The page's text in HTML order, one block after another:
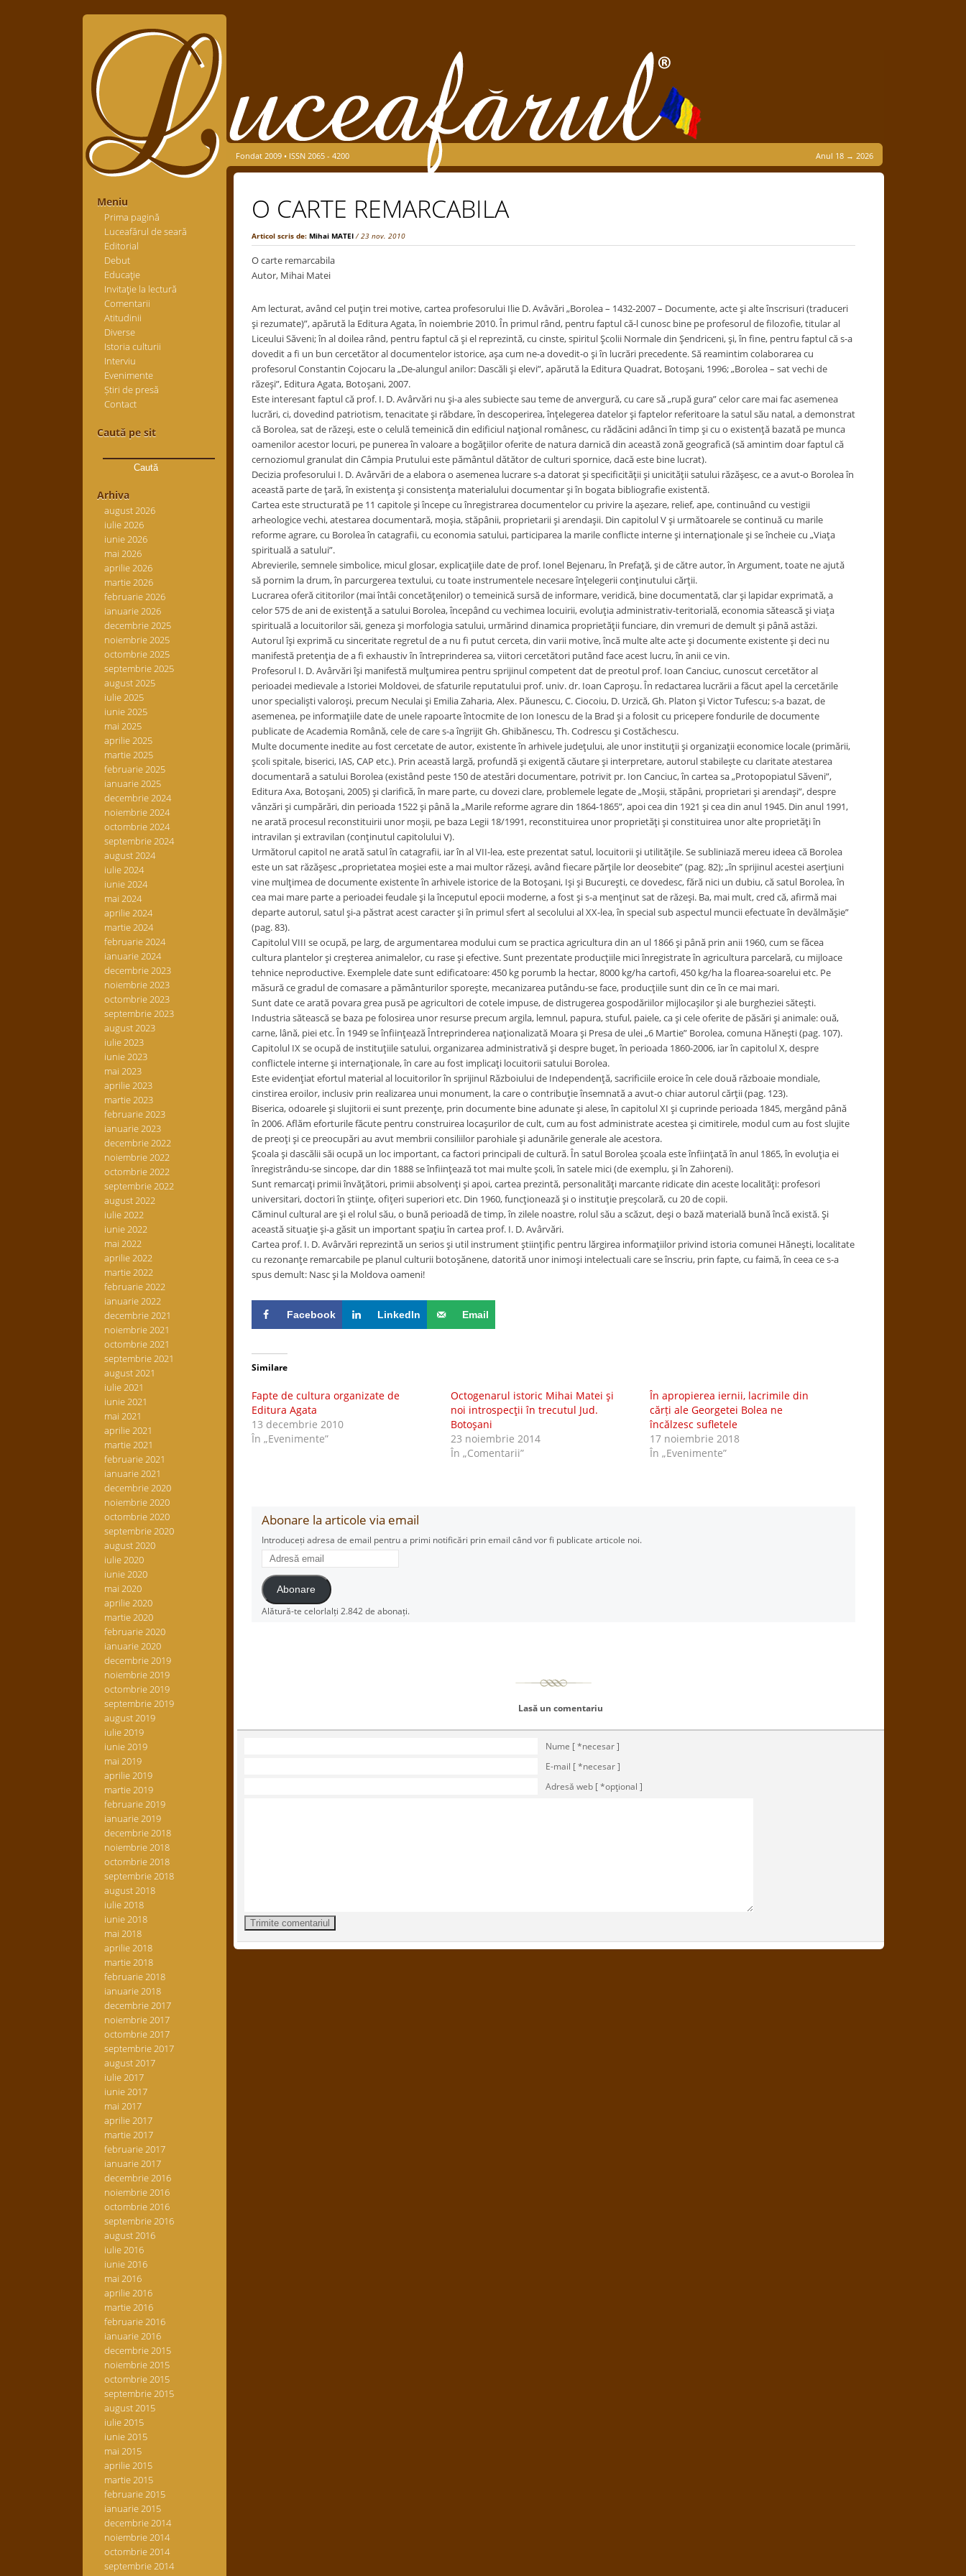
Meniu
Prima pagină
Luceafărul de seară
Editorial
Debut
Educaţie
Invitaţie la lectură
Comentarii
Atitudinii
Diverse
Istoria culturii
Interviu
Evenimente
Știri de presă
Contact
Caută pe sit
după:
Arhiva
august 2026
iulie 2026
iunie 2026
mai 2026
aprilie 2026
martie 2026
februarie 2026
ianuarie 2026
decembrie 2025
noiembrie 2025
octombrie 2025
septembrie 2025
august 2025
iulie 2025
iunie 2025
mai 2025
aprilie 2025
martie 2025
februarie 2025
ianuarie 2025
decembrie 2024
noiembrie 2024
octombrie 2024
septembrie 2024
august 2024
iulie 2024
iunie 2024
mai 2024
aprilie 2024
martie 2024
februarie 2024
ianuarie 2024
decembrie 2023
noiembrie 2023
octombrie 2023
septembrie 2023
august 2023
iulie 2023
iunie 2023
mai 2023
aprilie 2023
martie 2023
februarie 2023
ianuarie 2023
decembrie 2022
noiembrie 2022
octombrie 2022
septembrie 2022
august 2022
iulie 2022
iunie 2022
mai 2022
aprilie 2022
martie 2022
februarie 2022
ianuarie 2022
decembrie 2021
noiembrie 2021
octombrie 2021
septembrie 2021
august 2021
iulie 2021
iunie 2021
mai 2021
aprilie 2021
martie 2021
februarie 2021
ianuarie 2021
decembrie 2020
noiembrie 2020
octombrie 2020
septembrie 2020
august 2020
iulie 2020
iunie 2020
mai 2020
aprilie 2020
martie 2020
februarie 2020
ianuarie 2020
decembrie 2019
noiembrie 2019
octombrie 2019
septembrie 2019
august 2019
iulie 2019
iunie 2019
mai 2019
aprilie 2019
martie 2019
februarie 2019
ianuarie 2019
decembrie 2018
noiembrie 2018
octombrie 2018
septembrie 2018
august 2018
iulie 2018
iunie 2018
mai 2018
aprilie 2018
martie 2018
februarie 2018
ianuarie 2018
decembrie 2017
noiembrie 2017
octombrie 2017
septembrie 2017
august 2017
iulie 2017
iunie 2017
mai 2017
aprilie 2017
martie 2017
februarie 2017
ianuarie 2017
decembrie 2016
noiembrie 2016
octombrie 2016
septembrie 2016
august 2016
iulie 2016
iunie 2016
mai 2016
aprilie 2016
martie 2016
februarie 2016
ianuarie 2016
decembrie 2015
noiembrie 2015
octombrie 2015
septembrie 2015
august 2015
iulie 2015
iunie 2015
mai 2015
aprilie 2015
martie 2015
februarie 2015
ianuarie 2015
decembrie 2014
noiembrie 2014
octombrie 2014
septembrie 2014
Fondat 2009 • ISSN 2065 - 4200 Anul 18 → 2026
O CARTE REMARCABILA
Articol scris de: Mihai MATEI / 23 nov. 2010
O carte remarcabila
Autor, Mihai Matei
Am lecturat, având cel puţin trei motive, cartea profesorului Ilie D. Avâvări „Borolea – 1432-2007 – Documente, acte şi alte înscrisuri (traduceri
şi rezumate)”, apărută la Editura Agata, în noiembrie 2010. În primul rând, pentru faptul că-l cunosc bine pe profesorul de filozofie, titular al
Liceului Săveni; în al doilea rând, pentru faptul că şi el reprezintă, cu cinste, spiritul Şcolii Normale din Şendriceni, şi, în fine, pentru faptul că s-a
dovedit a fi un bun cercetător al documentelor istorice, aşa cum ne-a dovedit-o şi în lucrări precedente. Să reamintim colaborarea cu
profesorul Constantin Cojocaru la „De-alungul anilor: Dascăli şi elevi”, apărută la Editura Quadrat, Botoşani, 1996; „Borolea – sat vechi de
răzeşi”, Editura Agata, Botoşani, 2007.
Este interesant faptul că prof. I. D. Avârvări nu şi-a ales subiecte sau teme de anvergură, cu care să „rupă gura” celor care mai fac asemenea
lucrări, ci, dovedind patriotism, tenacitate şi răbdare, în descoperirea, înţelegerea datelor şi faptelor referitoare la satul său natal, a demonstrat
că Borolea, sat de răzeşi, este o celulă temeinică din edificiul naţional românesc, cu rădăcini adânci în timp şi cu o existenţă bazată pe munca
oamenilor acestor locuri, pe punerea în valoare a bogăţiilor oferite de natura darnică din această zonă geografică (să amintim doar faptul că
cernoziomul granulat din Câmpia Prutului este pământul dătător de culturi spornice, dacă este bine lucrat).
Decizia profesorului I. D. Avârvări de a elabora o asemenea lucrare s-a datorat şi specificităţii şi unicităţii satului răzăşesc, ce a avut-o Borolea în
această parte de ţară, în existenţa şi consistenţa materialului documentar şi în bogata bibliografie existentă.
Cartea este structurată pe 11 capitole şi începe cu înregistrarea documentelor cu privire la aşezare, relief, ape, continuând cu vestigii
arheologice vechi, atestarea documentară, moşia, stăpânii, proprietarii şi arendaşii. Din capitolul V şi următoarele se continuă cu marile
reforme agrare, cu Borolea în catagrafii, cu economia satului, participarea la marile conflicte interne şi internaţionale şi se încheie cu „Viaţa
spirituală a satului”.
Abrevierile, semnele simbolice, micul glosar, explicaţiile date de prof. Ionel Bejenaru, în Prefaţă, şi de către autor, în Argument, toate ne ajută
să pornim la drum, în parcurgerea textului, cu toate instrumentele necesare înţelegerii conţinutului cărţii.
Lucrarea oferă cititorilor (mai întâi concetăţenilor) o temeinică sursă de informare, veridică, bine documentată, clar şi lapidar exprimată, a
celor 575 de ani de existenţă a satului Borolea, începând cu vechimea locuirii, evoluţia administrativ-teritorială, economia sătească şi viaţa
spirituală a locuitorilor săi, geneza şi morfologia satului, urmărind dinamica proprietăţii funciare, din vremuri de demult şi până astăzi.
Autorul îşi exprimă cu sinceritate regretul de a nu fi putut cerceta, din varii motive, încă multe alte acte şi documente existente şi deci nu
manifestă pretenţia de a fi exhaustiv în întreprinderea sa, viitori cercetători putând face acest lucru, în anii ce vin.
Profesorul I. D. Avârvări îşi manifestă mulţumirea pentru sprijinul competent dat de preotul prof. Ioan Canciuc, cunoscut cercetător al
perioadei medievale a Istoriei Moldovei, de sfaturile reputatului prof. univ. dr. Ioan Caproşu. În redactarea lucrării a făcut apel la cercetările
unor specialişti valoroşi, precum Neculai şi Emilia Zaharia, Alex. Păunescu, C. Ciocoiu, D. Urzică, Gh. Platon şi Victor Tufescu; s-a bazat, de
asemenea, pe informaţiile date de unele rapoarte întocmite de Ion Ionescu de la Brad şi a folosit cu pricepere fondurile de documente
publicate de Academia Română, cele de care s-a îngrijit Gh. Ghibănescu, Th. Codrescu şi Costăchescu.
Multe documente inedite au fost cercetate de autor, existente în arhivele judeţului, ale unor instituţii şi organizaţii economice locale (primării,
şcoli spitale, biserici, IAS, CAP etc.). Prin această largă, profundă şi exigentă căutare şi interpretare, autorul stabileşte cu claritate atestarea
documentară a satului Borolea (existând peste 150 de atestări documentare, potrivit pr. Ion Canciuc, în cartea sa „Protopopiatul Săveni”,
Editura Axa, Botoşani, 2005) şi clarifică, în mare parte, cu dovezi clare, problemele legate de „Moşii, stăpâni, proprietari şi arendaşi”, despre
vânzări şi cumpărări, din perioada 1522 şi până la „Marile reforme agrare din 1864-1865”, apoi cea din 1921 şi cea din anul 1945. Din anul 1991,
ne arată procesul reconstituirii unor moşii, pe baza Legii 18/1991, reconstituirea unor proprietăţi şi constituirea unor alte proprietăţi în
intravilan şi extravilan (conţinutul capitolului V).
Următorul capitol ne arată satul în catagrafii, iar în al VII-lea, este prezentat satul, locuitorii şi utilităţile. Se subliniază mereu ideea că Borolea
este un sat răzăşesc „proprietatea moşiei este a mai multor răzeşi, având fiecare părţile lor deosebite” (pag. 82); „în sprijinul acestei aserţiuni
vine mulţimea de documente existente în arhivele istorice de la Botoşani, Işi şi Bucureşti, ce dovedesc, fără nici un dubiu, că satul Borolea, în
cea mai mare parte a perioadei feudale şi la începutul epocii moderne, a fost şi s-a menţinut sat de răzeşi. Ba, mai mult, cred că, afirmă mai
departe autorul, satul şi-a păstrat acest caracter şi în primul sfert al secolului al XX-lea, în special sub aspectul muncii efectuate în devălmăşie”
(pag. 83).
Capitolul VIII se ocupă, pe larg, de argumentarea modului cum se practica agricultura din an ul 1866 şi până prin anii 1960, cum se făcea
cultura plantelor şi creşterea animalelor, cu rase şi efective. Sunt prezentate producţiile mici înregistrate în agricultura parcelară, cu mijloace
tehnice neproductive. Exemplele date sunt edificatoare: 450 kg porumb la hectar, 8000 kg/ha cartofi, 450 kg/ha la floarea-soarelui etc. Pe
măsură ce gradul de comasare a pământurilor sporeşte, mecanizarea putându-se face, producţiile sunt din ce în ce mai mari.
Sunt date ce arată povara grea pusă pe agricultori de cotele impuse, de distrugerea gospodăriilor mijlocaşilor şi ale burgheziei săteşti.
Industria sătească se baza pe folosirea unor resurse precum argila, lemnul, papura, stuful, paiele, ca şi cele oferite de păsări şi animale: ouă,
carne, lână, piei etc. În 1949 se înfiinţează Întreprinderea naţionalizată Moara şi Presa de ulei „6 Martie” Borolea, comuna Hăneşti (pag. 107).
Capitolul IX se ocupă de instituţiile satului, organizarea administrativă şi despre buget, în perioada 1860-2006, iar în capitolul X, despre
conflictele interne şi internaţionale, în care au fost implicaţi locuitorii satului Borolea.
Este evidenţiat efortul material al locuitorilor în sprijinul Războiului de Independenţă, sacrificiile eroice în cele două războaie mondiale,
cinstirea eroilor, inclusiv prin realizarea unui monument, la care o contribuţie însemnată a avut-o chiar autorul cărţii (pag. 123).
Biserica, odoarele şi slujitorii ei sunt prezenţe, prin documente bine adunate şi alese, în capitolul XI şi cuprinde perioada 1845, mergând până
în 2006. Aflăm eforturile făcute pentru construirea locaşurilor de cult, cum au fost administrate acestea şi cimitirele, modul cum au fost slujite
de preoţi şi ce preocupări au avut membrii consiliilor parohiale şi adunările generale ale acestora.
Şcoala şi dascălii săi ocupă un loc important, ca factori principali de cultură. În satul Borolea şcoala este înfiinţată în anul 1865, în evoluţia ei
înregistrându-se sincope, dar din 1888 se înfiinţează tot mai multe şcoli, în satele mici (de exemplu, şi în Zahoreni).
Sunt remarcaţi primii învăţători, primii absolvenţi şi apoi, cartea prezintă, personalităţi marcante ridicate din aceste localităţi: profesori
universitari, doctori în ştiinţe, ofiţeri superiori etc. Din 1960, funcţionează şi o instituţie preşcolară, cu 20 de copii.
Căminul cultural are şi el rolul său, o bună perioadă de timp, în zilele noastre, rolul său a scăzut, deşi o bază materială bună încă există. Şi
această situaţie şi-a găsit un important spaţiu în cartea prof. I. D. Avârvări.
Cartea prof. I. D. Avârvări reprezintă un serios şi util instrument ştiinţific pentru lărgirea informaţiilor privind istoria comunei Hăneşti, localitate
cu rezonanţe remarcabile pe planul culturii botoşănene, datorită unor inimoşi intelectuali care se înscriu, prin fapte, cu faimă, în ceea ce s-a
spus demult: Nasc şi la Moldova oameni!
Facebook LinkedIn Email
Similare
Fapte de cultura organizate de
Editura Agata
13 decembrie 2010
În „Evenimente”
Octogenarul istoric Mihai Matei şi
noi introspecţii în trecutul Jud.
Botoşani
23 noiembrie 2014
În „Comentarii”
În apropierea iernii, lacrimile din
cărți ale Georgetei Bolea ne
încălzesc sufletele
17 noiembrie 2018
În „Evenimente”
Abonare la articole via email
Introduceți adresa de email pentru a primi notificări prin email când vor fi publicate articole noi.
Adresă
email
Abonare
Alătură-te celorlalți 2.842 de abonați.
Lasă un comentariu
Nume [ *necesar ]
E-mail [ *necesar ]
Adresă web [ *opţional ]